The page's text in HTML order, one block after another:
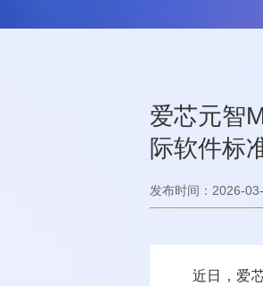
爱芯元智
际软件标
发布时间：2026-
近日，爱